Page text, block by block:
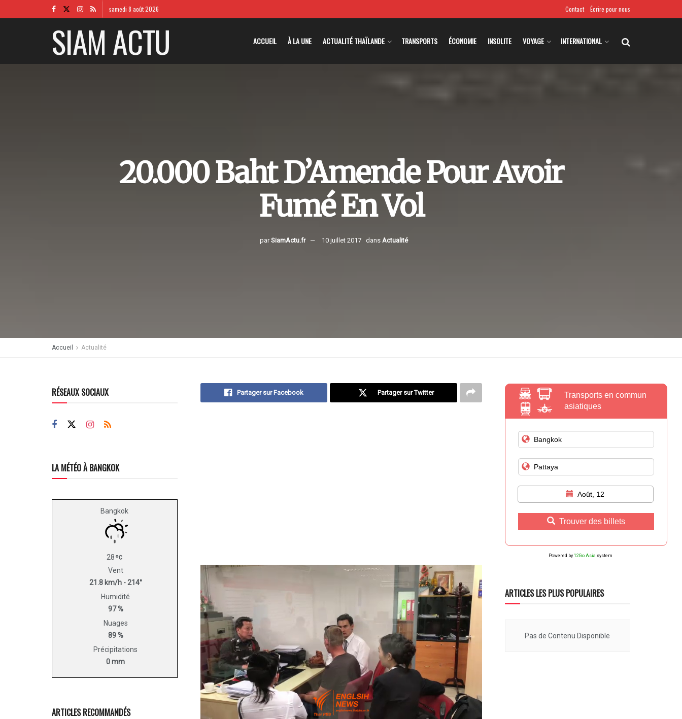
samedi 8 août 2026 Contact Écrire pour nous
SIAM ACTU ACCUEIL À LA UNE ACTUALITÉ THAÏLANDE TRANSPORTS ÉCONOMIE INSOLITE VOYAGE INTERNATIONAL
20.000 Baht D’Amende Pour Avoir
Fumé En Vol
par SiamActu.fr 10 juillet 2017 dans Actualité
Accueil Actualité
Partager sur Facebook Partager sur Twitter
RÉSEAUX SOCIAUX
LA MÉTÉO À BANGKOK
Bangkok
28
Vent
21.8 km/h - 214°
Humidité
97 %
Nuages
89 %
Précipitations
0 mm
ARTICLES RECOMMANDÉS
Transports en commun
asiatiques
Août, 12
Trouver des billets
Powered by 12Go Asia system
ARTICLES LES PLUS POPULAIRES
Pas de Contenu Disponible